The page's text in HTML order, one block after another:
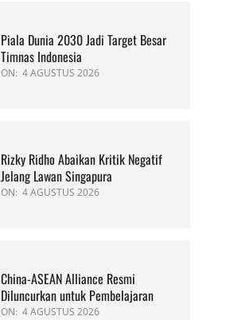
Piala Dunia 2030 Jadi Target Besar
Timnas Indonesia
ON: 4 AGUSTUS 2026
Rizky Ridho Abaikan Kritik Negatif
Jelang Lawan Singapura
ON: 4 AGUSTUS 2026
China-ASEAN Alliance Resmi
Diluncurkan untuk Pembelajaran
ON: 4 AGUSTUS 2026